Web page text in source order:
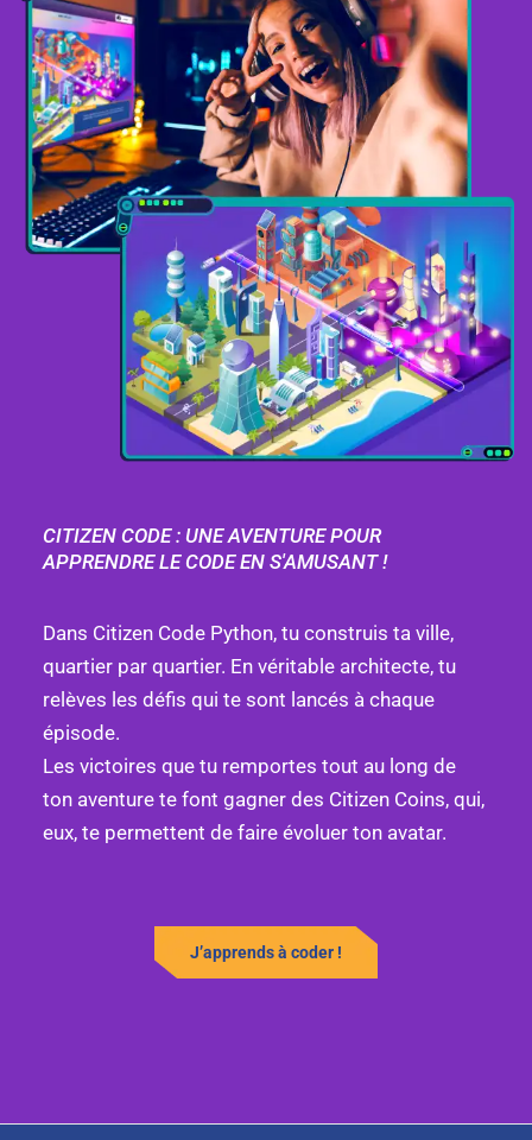
CITIZEN CODE : UNE AVENTURE POUR
APPRENDRE LE CODE EN S'AMUSANT !
Dans Citizen Code Python, tu construis ta ville,
quartier par quartier. En véritable architecte, tu
relèves les défis qui te sont lancés à chaque
épisode.
Les victoires que tu remportes tout au long de
ton aventure te font gagner des Citizen Coins, qui,
eux, te permettent de faire évoluer ton avatar.
J’apprends à coder !